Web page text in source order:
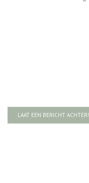
LAAT EEN BERICHT ACHTER!